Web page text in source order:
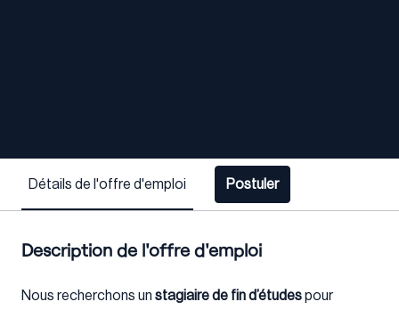
Détails de l'offre d'emploi Postuler
Description de l'offre d'emploi
Nous recherchons un stagiaire de fin d’étudespour